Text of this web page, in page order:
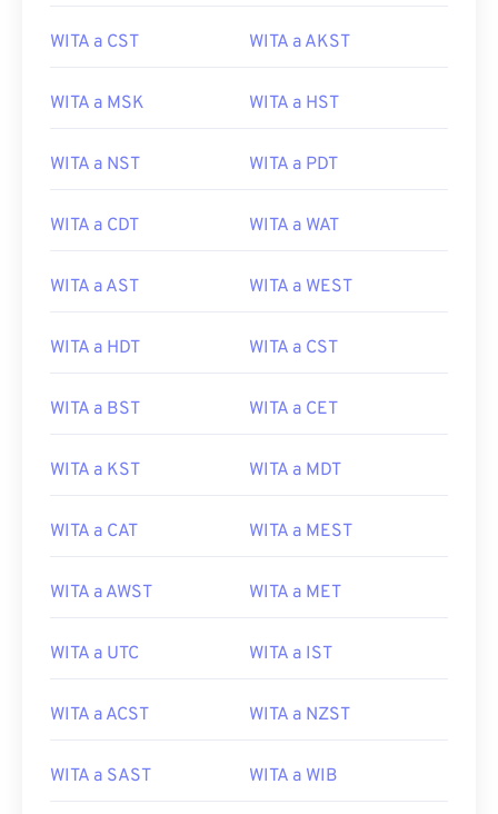
WITA a CST WITA a AKST
WITA a MSK WITA a HST
WITA a NST WITA a PDT
WITA a CDT WITA a WAT
WITA a AST WITA a WEST
WITA a HDT WITA a CST
WITA a BST WITA a CET
WITA a KST WITA a MDT
WITA a CAT WITA a MEST
WITA a AWST WITA a MET
WITA a UTC WITA a IST
WITA a ACST WITA a NZST
WITA a SAST WITA a WIB